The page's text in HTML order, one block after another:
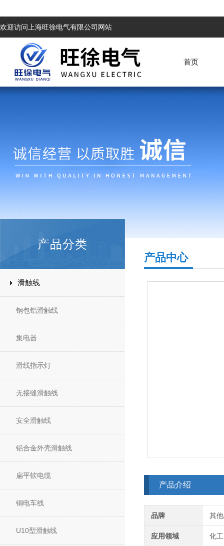
欢迎访问上海旺徐电气有限公司网站
首页
产品分类
滑触线
钢包铝滑触线
集电器
滑线指示灯
无接缝滑触线
安全滑触线
铝合金外壳滑触线
扁平软电缆
铜电车线
U10型滑触线
产品中心
产品介绍
品牌 其
应用领域 化